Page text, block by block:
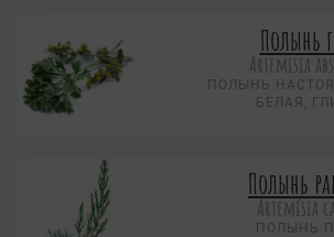
Полынь
Artemisia
ПОЛЫНЬ
БЕЛАЯ,
Полынь
Artemísia
ПОЛЫНЬ